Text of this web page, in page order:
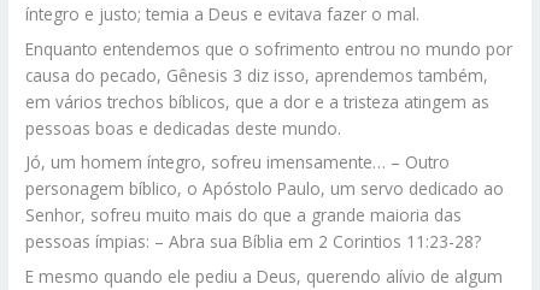
íntegro e justo; temia a Deus e evitava fazer o mal.
Enquanto entendemos que o sofrimento entrou no mundo por
causa do pecado, Gênesis 3 diz isso, aprendemos também,
em vários trechos bíblicos, que a dor e a tristeza atingem as
pessoas boas e dedicadas deste mundo.
Jó, um homem íntegro, sofreu imensamente… – Outro
personagem bíblico, o Apóstolo Paulo, um servo dedicado ao
Senhor, sofreu muito mais do que a grande maioria das
pessoas ímpias: – Abra sua Bíblia em 2 Corintios 11:23-28?
E mesmo quando ele pediu a Deus, querendo alívio de algum